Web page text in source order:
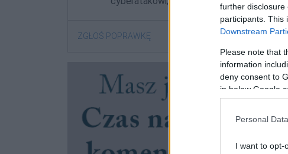
further disclosure
participants. This
Downstream
Please note that
information
deny consent to
in below Google
Personal
I want to opt-
ZGŁOŚ POPRAWKĘ